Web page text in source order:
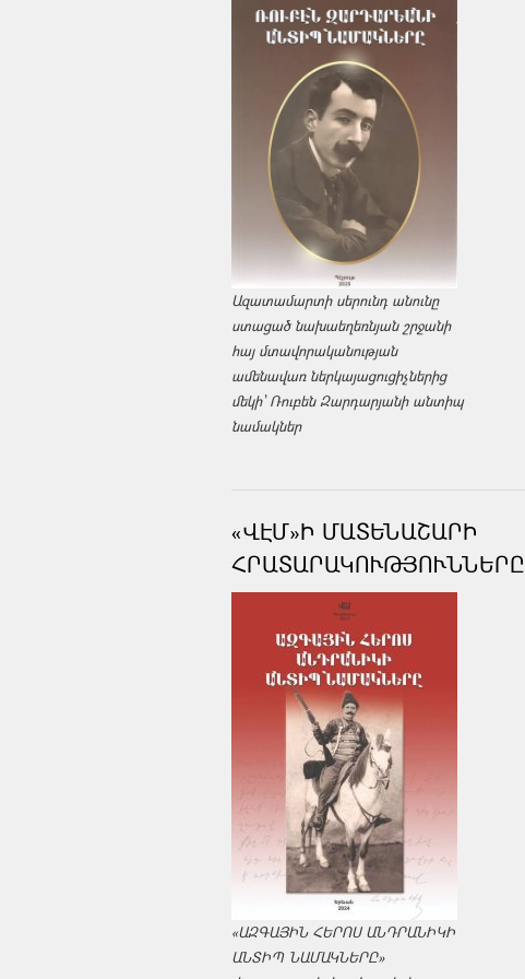
Ազատամարտի սերունդ անունը
ստացած նախաեղեռնյան շրջանի
հայ մտավորականության
ամենավառ ներկայացուցիչներից
մեկի՝ Ռուբեն Զարդարյանի անտիպ
նամակներ
«ՎԷՄ»Ի ՄԱՏԵՆԱՇԱՐԻ
ՀՐԱՏԱՐԱԿՈՒԹՅՈՒՆՆԵՐԸ
«ԱԶԳԱՅԻՆ ՀԵՐՈՍ ԱՆԴՐԱՆԻԿԻ
ԱՆՏԻՊ ՆԱՄԱԿՆԵՐԸ»